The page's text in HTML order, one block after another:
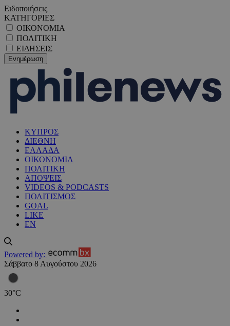
Ειδοποιήσεις
ΚΑΤΗΓΟΡΙΕΣ
ΟΙΚΟΝΟΜΙΑ
ΠΟΛΙΤΙΚΗ
ΕΙΔΗΣΕΙΣ
ΚΥΠΡΟΣ
ΔΙΕΘΝΗ
ΕΛΛΑΔΑ
ΟΙΚΟΝΟΜΙΑ
ΠΟΛΙΤΙΚΗ
ΑΠΟΨΕΙΣ
VIDEOS & PODCASTS
ΠΟΛΙΤΙΣΜΟΣ
GOAL
LIKE
EN
Powered by:
Σάββατο 8 Αυγούστου 2026
30°C